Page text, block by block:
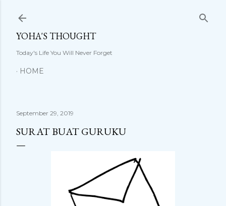
YOHA'S THOUGHT
Today's Life You Will Never Forget
HOME
September 29, 2019
SURAT BUAT GURUKU